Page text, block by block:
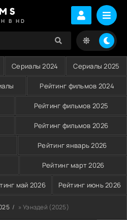
В HD
Сериалы 2024 Сериалы 2025
Рейтинг фильмов 2024
Рейтинг фильмов 2025
Рейтинг фильмов 2026
Рейтинг январь 2026
Рейтинг март 2026
май 2026 Рейтинг июнь 2026
» Уэнздей (2025)